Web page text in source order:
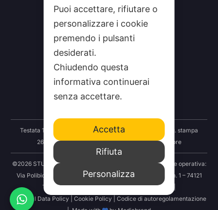
CHI SIAMO
CONTATTI
FEEDRSS
Testata 100 Notizie: Registrazione Tribunale Taranto reg. stampa
2625/2024 del 12.09.2024 Indipendenza S.r.l. Editore
©2026 STUDIO100 – Società Cooperativa 100 Media | Sede operativa:
Via Polibio 89 – 74121 Taranto | Sede legale: Via Abruzzo n. 1 – 74121
Taranto | P.IVA: 03414830731 | REA: TA-251456 |
Personal Data Policy
Cookie Policy
Codice di autoregolamentazione
Puoi accettare, rifiutare o
personalizzare i cookie
premendo i pulsanti
desiderati.
Chiudendo questa
informativa continuerai
senza accettare.
Accetta
Rifiuta
Personalizza